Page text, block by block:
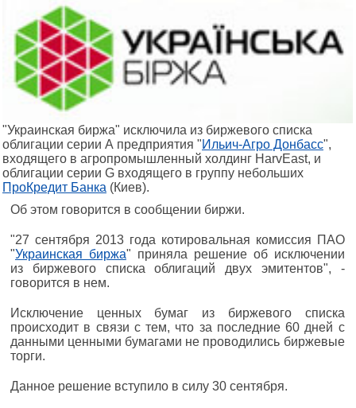
"Украинская биржа" исключила из биржевого списка
облигации серии А предприятия "Ильич-Агро Донбасс",
входящего в агропромышленный холдинг HarvEast, и
облигации серии G входящего в группу небольших
ПроКредит Банка (Киев).
Об этом говорится в сообщении биржи.
"27 сентября 2013 года котировальная комиссия ПАО
"Украинская биржа" приняла решение об исключении
из биржевого списка облигаций двух эмитентов", -
говорится в нем.
Исключение ценных бумаг из биржевого списка
происходит в связи с тем, что за последние 60 дней с
данными ценными бумагами не проводились биржевые
торги.
Данное решение вступило в силу 30 сентября.